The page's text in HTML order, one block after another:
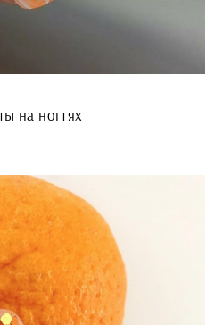
на ногтях